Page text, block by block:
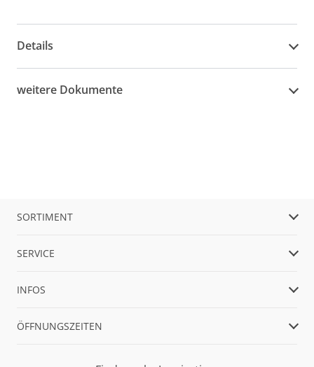
Details
weitere Dokumente
SORTIMENT
SERVICE
INFOS
ÖFFNUNGSZEITEN